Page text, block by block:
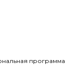
программа